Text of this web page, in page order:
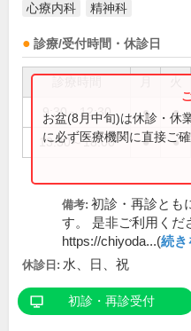
心療内科 精神科
診療/受付時間・休診日
9:30～12:30 ● ●
13:30～18:00 ● ●
お盆(8月中旬)は休診・休
に必ず医療機関に直接ご確
備考: 初診・再診とも
す。 是非ご利用くだ
https://chiyoda...(続き
休診日: 水、日、祝
初診・再診受付